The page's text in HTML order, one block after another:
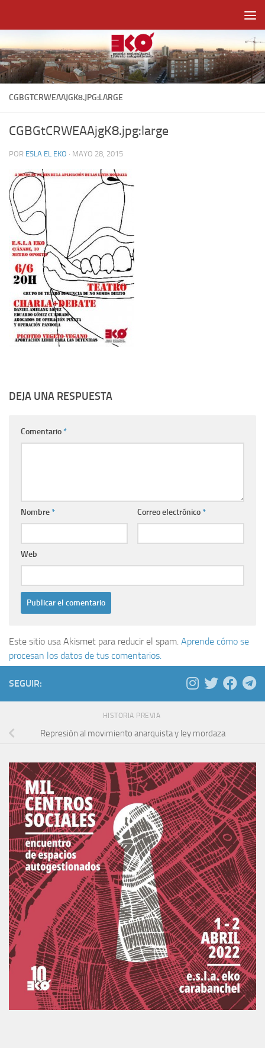
CGBGTCRWEAAJGK8.JPG:LARGE
CGBGtCRWEAAjgK8.jpg:large
POR ESLA EL EKO · MAYO 28, 2015
DEJA UNA RESPUESTA
Comentario*
Nombre* Correo electrónico*
Web
Este sitio usa Akismet para reducir el spam. Aprende cómo se
procesan los datos de tus comentarios.
SEGUIR:
HISTORIA PREVIA
Represión al movimiento anarquista y ley mordaza